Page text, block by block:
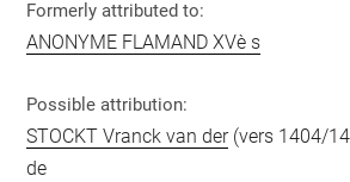
Formerly attributed to:
ANONYME FLAMAND XVè s
Possible attribution:
STOCKT Vranck van der(vers 1404/
de